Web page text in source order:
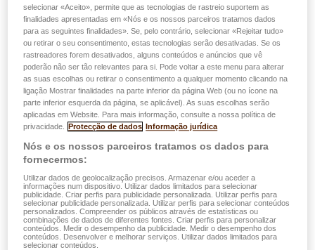
Novidades de produtos
28.04.2026
LALUX aposta na inovação com Coanda
Simulations
Ler mais
selecionar «Aceito», permite que as tecnologias de rastreio suportem as
finalidades apresentadas em «Nós e os nossos parceiros tratamos dados
para as seguintes finalidades». Se, pelo contrário, selecionar «Rejeitar tudo»
ou retirar o seu consentimento, estas tecnologias serão desativadas. Se os
rastreadores forem desativados, alguns conteúdos e anúncios que vê
poderão não ser tão relevantes para si. Pode voltar a este menu para alterar
as suas escolhas ou retirar o consentimento a qualquer momento clicando na
ligação Mostrar finalidades na parte inferior da página Web (ou no ícone na
parte inferior esquerda da página, se aplicável). As suas escolhas serão
aplicadas em Website. Para mais informação, consulte a nossa política de
privacidade.
Protecção de dados Informação jurídica
Nós e os nossos parceiros tratamos os dados para
fornecermos:
Utilizar dados de geolocalização precisos. Armazenar e/ou aceder a
informações num dispositivo. Utilizar dados limitados para selecionar
publicidade. Criar perfis para publicidade personalizada. Utilizar perfis para
selecionar publicidade personalizada. Utilizar perfis para selecionar conteúdos
personalizados. Compreender os públicos através de estatísticas ou
combinações de dados de diferentes fontes. Criar perfis para personalizar
conteúdos. Medir o desempenho da publicidade. Medir o desempenho dos
conteúdos. Desenvolver e melhorar serviços. Utilizar dados limitados para
selecionar conteúdos.